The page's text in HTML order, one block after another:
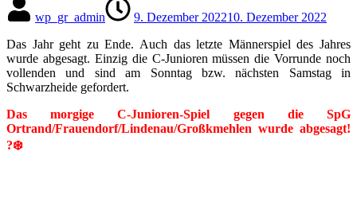
wp_gr_admin 9. Dezember 202210. Dezember 2022
Das Jahr geht zu Ende. Auch das letzte Männerspiel des Jahres
wurde abgesagt. Einzig die C-Junioren müssen die Vorrunde noch
vollenden und sind am Sonntag bzw. nächsten Samstag in
Schwarzheide gefordert.
Das morgige C-Junioren-Spiel gegen die SpG
Ortrand/Frauendorf/Lindenau/Großkmehlen wurde abgesagt!
?️❄️